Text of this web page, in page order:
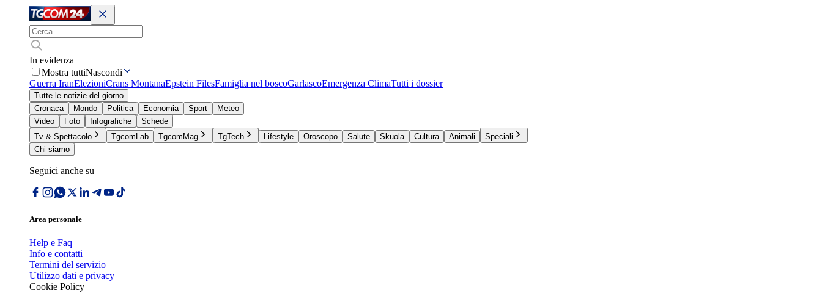
In evidenza
Mostra tuttiNascondi
Guerra IranElezioniCrans MontanaEpstein FilesFamiglia nel boscoGarlascoEmergenza ClimaTutti i dossier
Tutte le notizie del giorno
Cronaca
Mondo Politica Economia Sport
Meteo
Video
Foto Infografiche
Schede
Tv & Spettacolo
TgcomLab TgcomMag TgTech Lifestyle Oroscopo Salute Skuola Cultura Animali
Speciali
Chi siamo
Seguici anche su
Area personale
Help e Faq
Info e contatti
Termini del servizio
Utilizzo dati e privacy
Cookie Policy